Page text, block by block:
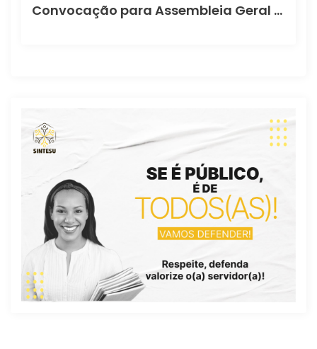
Convocação para Assembleia Geral Extraordinária